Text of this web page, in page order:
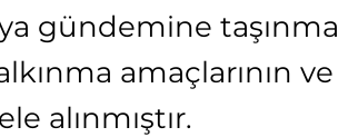
gündemine taşınma
amaçlarının ve
alınmıştır.